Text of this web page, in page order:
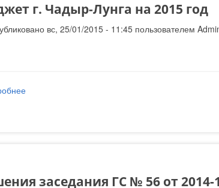
г. Чадыр-Лунга на 2015 год
вс, 25/01/2015 - 11:45 пользователем
заседания ГС № 56 от 2014-